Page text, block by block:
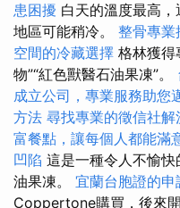
患困擾 白天的溫度最高
地區可能稍冷。 整骨專業
空間的冷藏選擇 格林獲得
物”“紅色獸醫石油果凍”。
成立公司，專業服務助您
方法 尋找專業的徵信社解
富餐點，讓每個人都能滿
凹陷 這是一種令人不愉
油果凍。 宜蘭台胞證的申
Coppertone購買，後來開